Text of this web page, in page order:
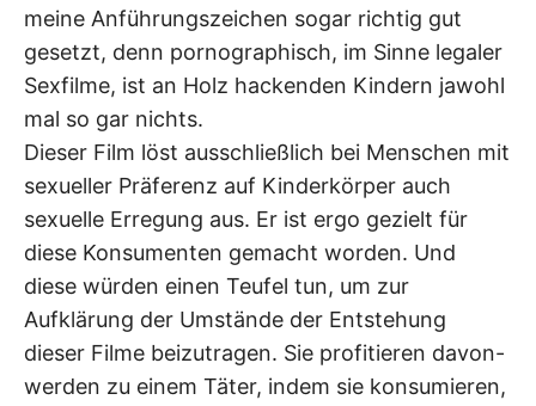
meine Anführungszeichen sogar richtig gut
gesetzt, denn pornographisch, im Sinne legaler
Sexfilme, ist an Holz hackenden Kindern jawohl
mal so gar nichts.
Dieser Film löst ausschließlich bei Menschen mit
sexueller Präferenz auf Kinderkörper auch
sexuelle Erregung aus. Er ist ergo gezielt für
diese Konsumenten gemacht worden. Und
diese würden einen Teufel tun, um zur
Aufklärung der Umstände der Entstehung
dieser Filme beizutragen. Sie profitieren davon-
werden zu einem Täter, indem sie konsumieren,